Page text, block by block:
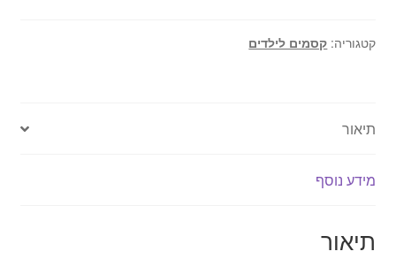
עוברים
קטגוריה: קסמים לילדים
תיאור
מידע נוסף
תיאור